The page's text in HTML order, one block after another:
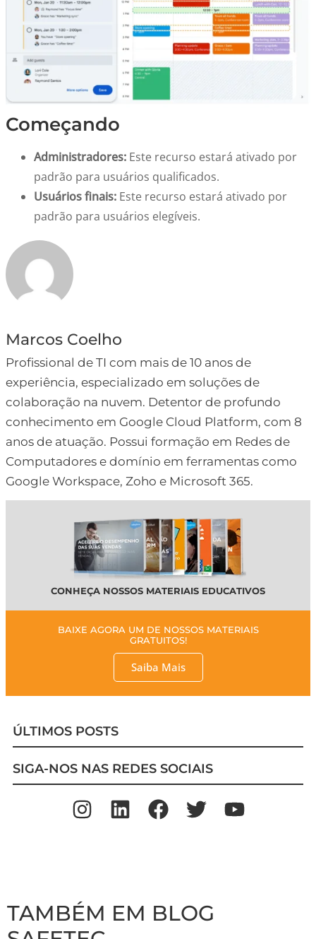
Começando
Administradores: Este recurso estará ativado por
padrão para usuários qualificados.
Usuários finais: Este recurso estará ativado por
padrão para usuários elegíveis.
Marcos Coelho
Profissional de TI com mais de 10 anos de
experiência, especializado em soluções de
colaboração na nuvem. Detentor de profundo
conhecimento em Google Cloud Platform, com 8
anos de atuação. Possui formação em Redes de
Computadores e domínio em ferramentas como
Google Workspace, Zoho e Microsoft 365.
CONHEÇA NOSSOS MATERIAIS EDUCATIVOS
BAIXE AGORA UM DE NOSSOS MATERIAIS
GRATUITOS!
Saiba Mais
ÚLTIMOS POSTS
SIGA-NOS NAS REDES SOCIAIS
TAMBÉM EM BLOG